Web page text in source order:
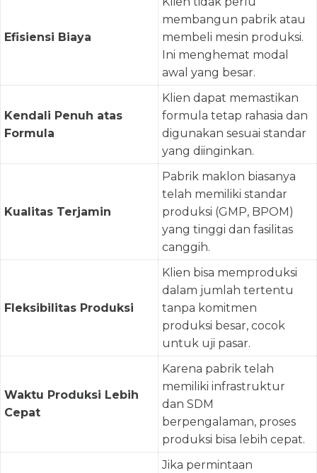
Efisiensi Biaya
membangun pabrik atau
membeli mesin produksi.
Ini menghemat modal
awal yang besar.
Kendali Penuh atas
Formula
Klien dapat memastikan
formula tetap rahasia dan
digunakan sesuai standar
yang diinginkan.
Kualitas Terjamin
Pabrik maklon biasanya
telah memiliki standar
produksi (GMP, BPOM)
yang tinggi dan fasilitas
canggih.
Fleksibilitas Produksi
Klien bisa memproduksi
dalam jumlah tertentu
tanpa komitmen
produksi besar, cocok
untuk uji pasar.
Waktu Produksi Lebih
Cepat
Karena pabrik telah
memiliki infrastruktur
dan SDM
berpengalaman, proses
produksi bisa lebih cepat.
Jika permintaan